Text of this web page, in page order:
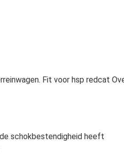
Fit voor hsp redcat
schokbestendigheid heeft